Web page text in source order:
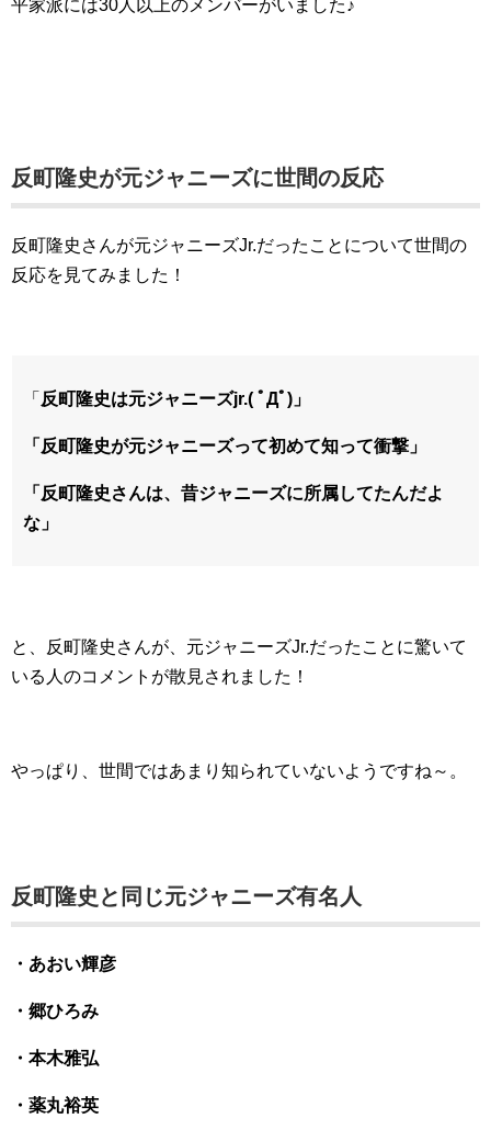
平家派には30人以上のメンバーがいました♪
反町隆史が元ジャニーズに世間の反応
反町隆史さんが元ジャニーズJr.だったことについて世間の
反応を見てみました！
「 反町隆史は元ジャニーズjr.( ﾟДﾟ)」
「反町隆史が元ジャニーズって初めて知って衝撃」
「反町隆史さんは、昔ジャニーズに所属してたんだよ
な」
と、反町隆史さんが、元ジャニーズJr.だったことに驚いて
いる人のコメントが散見されました！
やっぱり、世間ではあまり知られていないようですね～。
反町隆史と同じ元ジャニーズ有名人
・あおい輝彦
・郷ひろみ
・本木雅弘
・薬丸裕英